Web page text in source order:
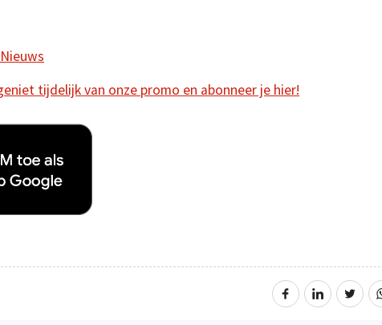
tijdelijk van onze promo en abonneer je hier!